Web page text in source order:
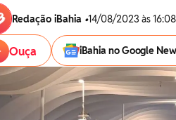
Redação iBahia •14/08/2023 às
Ouça iBahia no Google